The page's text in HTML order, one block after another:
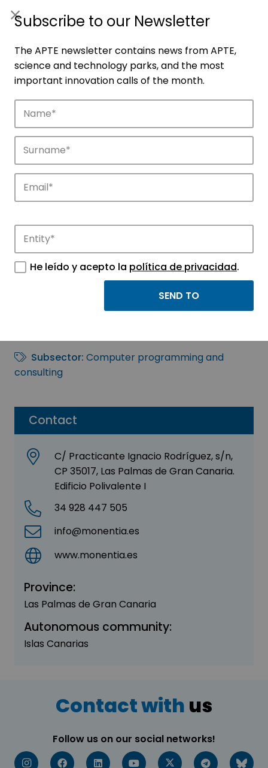
Companies
Discover the companies that drive
innovation in APTE’s parks.
Contact
C/ Practicante Ignacio Rodríguez, s/n,
CP 35017, Las Palmas de Gran Canaria.
Edificio Polivalente I
34 928 447 505
info@monentia.es
www.monentia.es
Province:
Las Palmas de Gran Canaria
Autonomous community:
Islas Canarias
Monentia SL
TELECOMMUNICATIONS
Subsector: Computer programming and
consulting
Contact with us
Follow us on our social networks!
Subscribe to our Newsletter
The APTE newsletter contains news from APTE,
science and technology parks, and the most
important innovation calls of the month.
He leído y acepto la política de privacidad.